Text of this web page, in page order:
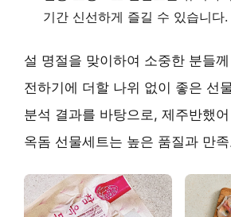
기간 신선하게 즐길 수 있습니다.
설 명절을 맞이하여 소중한 분들
전하기에 더할 나위 없이 좋은 선
분석 결과를 바탕으로, 제주반했
옥돔 선물세트는 높은 품질과 만